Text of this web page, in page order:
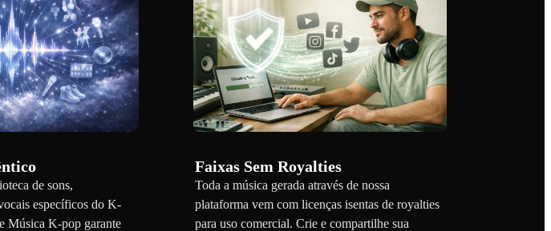
de sons,
específicos do K-
Música K-pop garante
Faixas Sem Royalties
Toda a música gerada através de nossa
plataforma vem com licenças isentas de royalties
para uso comercial. Crie e compartilhe sua